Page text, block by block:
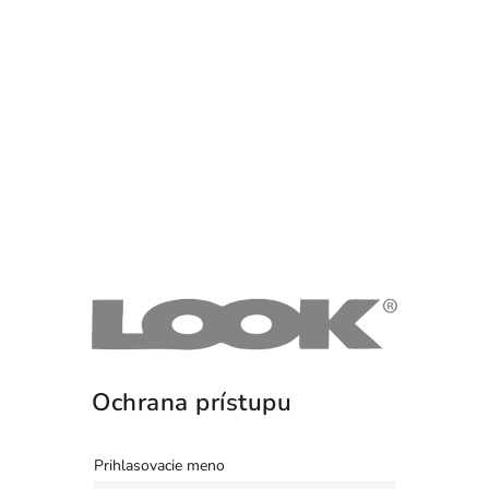
Ochrana prístupu
Prihlasovacie meno